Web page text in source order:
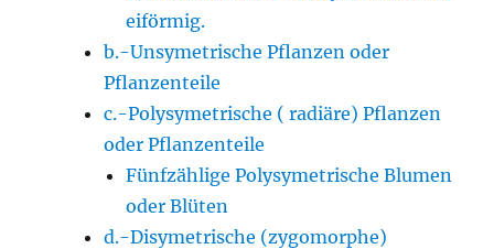
eiförmig.
b.-Unsymetrische Pflanzen oder
Pflanzenteile
c.-Polysymetrische ( radiäre) Pflanzen
oder Pflanzenteile
Fünfzählige Polysymetrische Blumen
oder Blüten
d.-Disymetrische (zygomorphe)